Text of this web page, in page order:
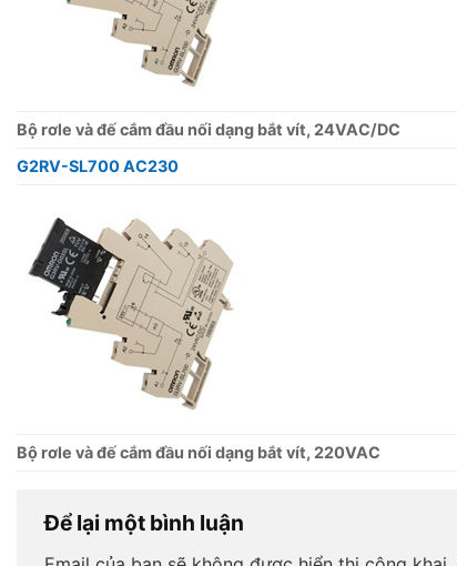
Bộ rơle và đế cắm đầu nối dạng bắt vít, 24VAC/DC
G2RV-SL700 AC230
Bộ rơle và đế cắm đầu nối dạng bắt vít, 220VAC
Để lại một bình luận